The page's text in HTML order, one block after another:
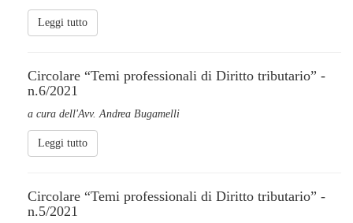
Leggi tutto
Circolare “Temi professionali di Diritto tributario” -
n.6/2021
a cura dell'Avv. Andrea Bugamelli
Leggi tutto
Circolare “Temi professionali di Diritto tributario” -
n.5/2021